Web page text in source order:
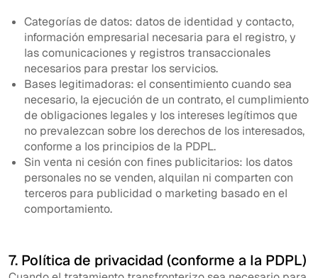
Categorías de datos: datos de identidad y contacto,
información empresarial necesaria para el registro, y
las comunicaciones y registros transaccionales
necesarios para prestar los servicios.
Bases legitimadoras: el consentimiento cuando sea
necesario, la ejecución de un contrato, el cumplimiento
de obligaciones legales y los intereses legítimos que
no prevalezcan sobre los derechos de los interesados,
conforme a los principios de la PDPL.
Sin venta ni cesión con fines publicitarios: los datos
personales no se venden, alquilan ni comparten con
terceros para publicidad o marketing basado en el
comportamiento.
7. Política de privacidad (conforme a la PDPL)